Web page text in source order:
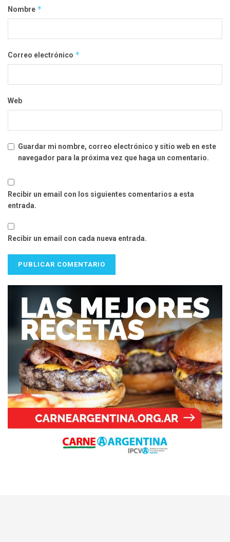
Nombre *
Correo electrónico *
Web
Guardar mi nombre, correo electrónico y sitio web en este
navegador para la próxima vez que haga un comentario.
Recibir un email con los siguientes comentarios a esta
entrada.
Recibir un email con cada nueva entrada.